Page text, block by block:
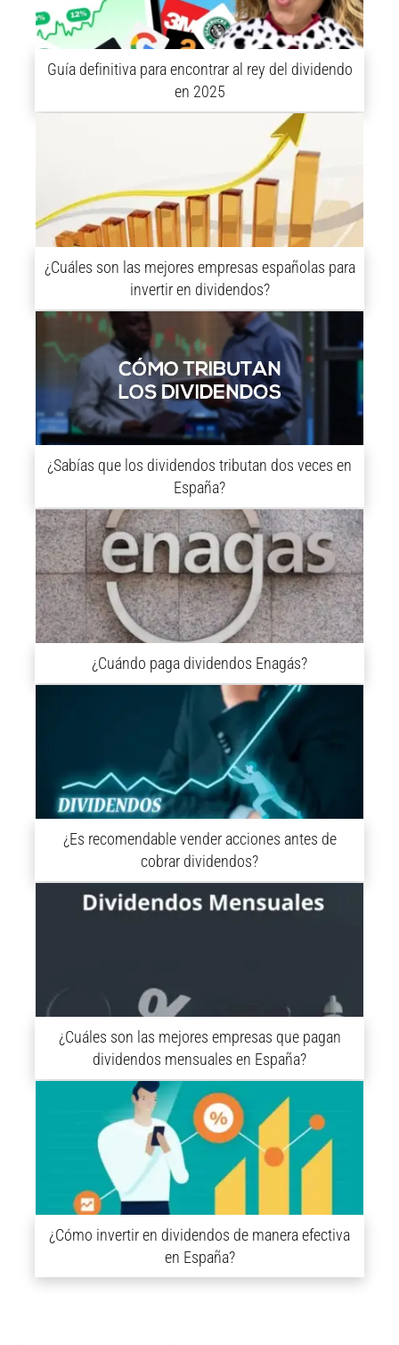
Guía definitiva para encontrar al rey del dividendo
en 2025
¿Cuáles son las mejores empresas españolas para
invertir en dividendos?
¿Sabías que los dividendos tributan dos veces en
España?
¿Cuándo paga dividendos Enagás?
¿Es recomendable vender acciones antes de
cobrar dividendos?
¿Cuáles son las mejores empresas que pagan
dividendos mensuales en España?
¿Cómo invertir en dividendos de manera efectiva
en España?